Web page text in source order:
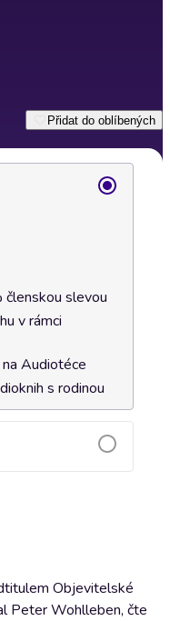
Přidat do oblíbených
slevou
v rámci
Audiotéce
s rodinou
Objevitelské
Peter Wohlleben, čte